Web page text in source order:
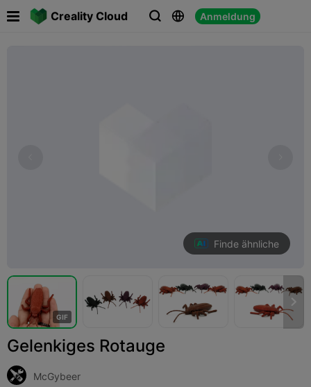
Creality Cloud   Anmeldung
Finde ähnliche
GIF

Gelenkiges Rotauge
McGybeer